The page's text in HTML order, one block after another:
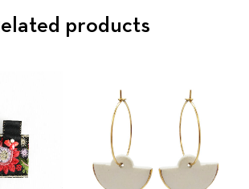
products